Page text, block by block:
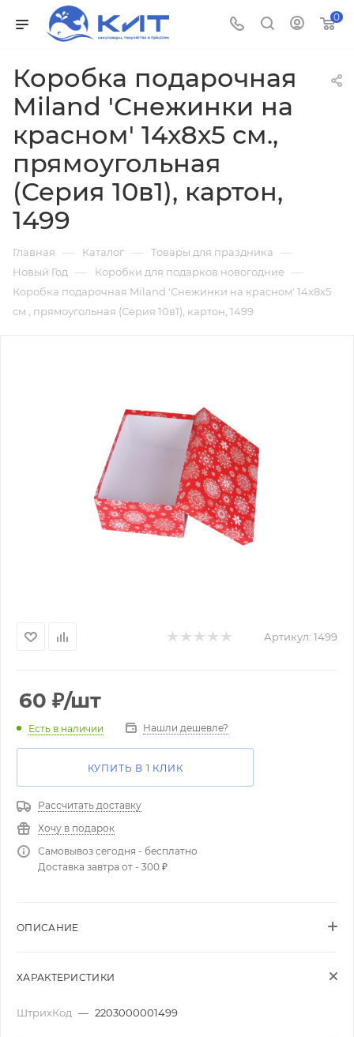
0
Коробка подарочная
Miland 'Снежинки на
красном' 14х8х5 см.,
прямоугольная
(Серия 10в1), картон,
1499
Главная — Каталог — Товары для праздника —
Новый Год — Коробки для подарков новогодние —
Коробка подарочная Miland 'Снежинки на красном' 14х8х5
см., прямоугольная (Серия 10в1), картон, 1499
Артикул: 1499
60 ₽/шт
Есть в наличии Нашли дешевле?
КУПИТЬ В 1 КЛИК
Рассчитать доставку
Хочу в подарок
Самовывоз сегодня - бесплатно
Доставка завтра от - 300 ₽
ОПИСАНИЕ
ХАРАКТЕРИСТИКИ
ШтрихКод — 2203000001499